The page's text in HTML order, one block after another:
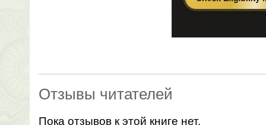
Отзывы читателей
Пока отзывов к этой книге нет.